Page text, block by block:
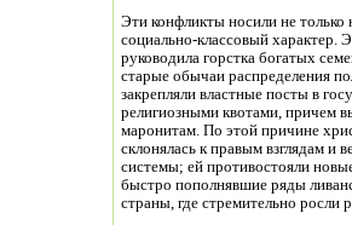
Эти конфликты носили не
социально-классовый характер.
руководила горстка богатых
старые обычаи распределения
закрепляли властные посты в
религиозными квотами, причем
маронитам. По этой причине
склонялась к правым взглядам и
системы; ей противостояли
быстро пополнявшие ряды
страны, где стремительно росли